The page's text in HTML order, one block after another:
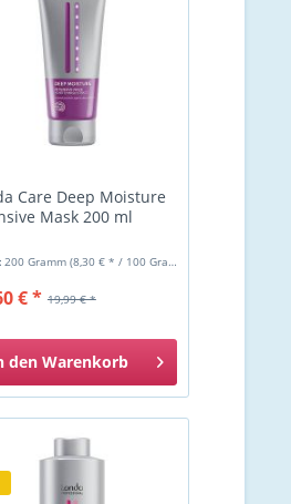
Care Deep Moisture
Mask 200 ml
200 Gramm (8,30 € * / 100 Gramm)
19,99 € *
€ *
den Warenkorb